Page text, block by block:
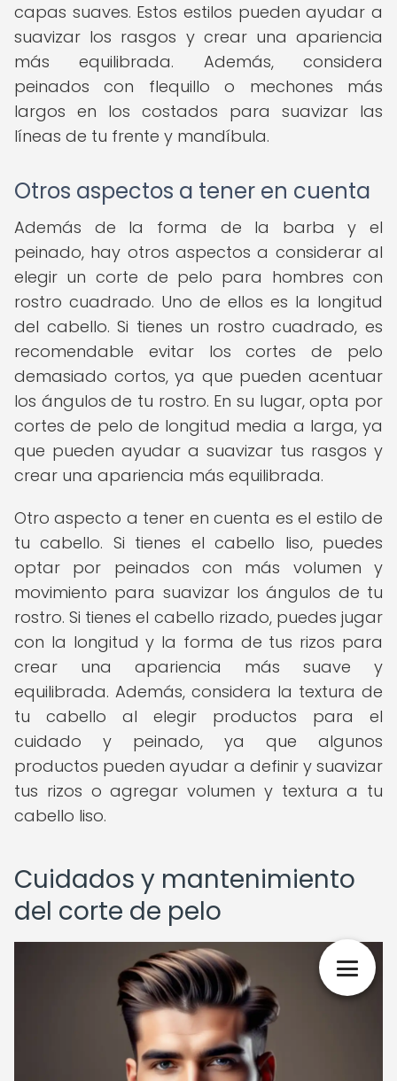
capas suaves. Estos estilos pueden ayudar a
suavizar los rasgos y crear una apariencia
más equilibrada. Además, considera
peinados con flequillo o mechones más
largos en los costados para suavizar las
líneas de tu frente y mandíbula.
Otros aspectos a tener en cuenta
Además de la forma de la barba y el
peinado, hay otros aspectos a considerar al
elegir un corte de pelo para hombres con
rostro cuadrado. Uno de ellos es la longitud
del cabello. Si tienes un rostro cuadrado, es
recomendable evitar los cortes de pelo
demasiado cortos, ya que pueden acentuar
los ángulos de tu rostro. En su lugar, opta por
cortes de pelo de longitud media a larga, ya
que pueden ayudar a suavizar tus rasgos y
crear una apariencia más equilibrada.
Otro aspecto a tener en cuenta es el estilo de
tu cabello. Si tienes el cabello liso, puedes
optar por peinados con más volumen y
movimiento para suavizar los ángulos de tu
rostro. Si tienes el cabello rizado, puedes jugar
con la longitud y la forma de tus rizos para
crear una apariencia más suave y
equilibrada. Además, considera la textura de
tu cabello al elegir productos para el
cuidado y peinado, ya que algunos
productos pueden ayudar a definir y suavizar
tus rizos o agregar volumen y textura a tu
cabello liso.
Cuidados y mantenimiento
del corte de pelo